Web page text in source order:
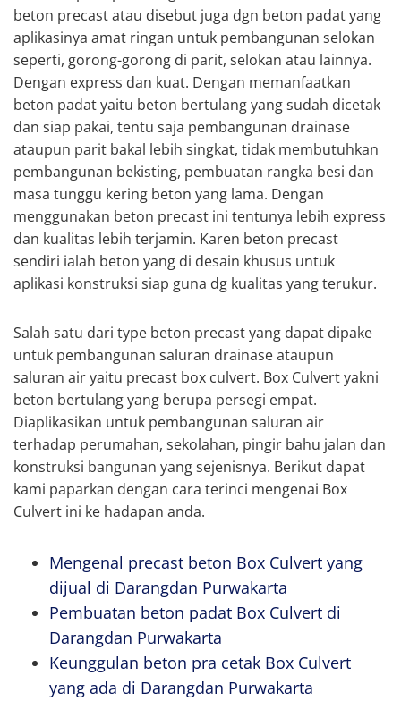
beton precast atau disebut juga dgn beton padat yang
aplikasinya amat ringan untuk pembangunan selokan
seperti, gorong-gorong di parit, selokan atau lainnya.
Dengan express dan kuat. Dengan memanfaatkan
beton padat yaitu beton bertulang yang sudah dicetak
dan siap pakai, tentu saja pembangunan drainase
ataupun parit bakal lebih singkat, tidak membutuhkan
pembangunan bekisting, pembuatan rangka besi dan
masa tunggu kering beton yang lama. Dengan
menggunakan beton precast ini tentunya lebih express
dan kualitas lebih terjamin. Karen beton precast
sendiri ialah beton yang di desain khusus untuk
aplikasi konstruksi siap guna dg kualitas yang terukur.
Salah satu dari type beton precast yang dapat dipake
untuk pembangunan saluran drainase ataupun
saluran air yaitu precast box culvert. Box Culvert yakni
beton bertulang yang berupa persegi empat.
Diaplikasikan untuk pembangunan saluran air
terhadap perumahan, sekolahan, pingir bahu jalan dan
konstruksi bangunan yang sejenisnya. Berikut dapat
kami paparkan dengan cara terinci mengenai Box
Culvert ini ke hadapan anda.
Mengenal precast beton Box Culvert yang
dijual di Darangdan Purwakarta
Pembuatan beton padat Box Culvert di
Darangdan Purwakarta
Keunggulan beton pra cetak Box Culvert
yang ada di Darangdan Purwakarta